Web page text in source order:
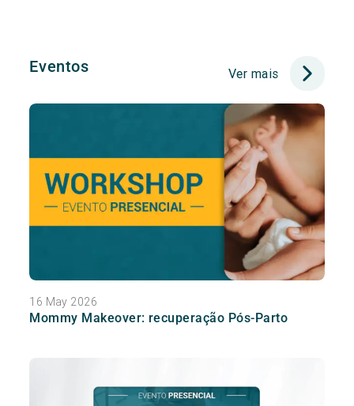
Eventos Ver mais
16 May 2026
Mommy Makeover: recuperação Pós-Parto